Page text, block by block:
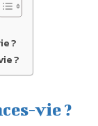
?
?
vie ?